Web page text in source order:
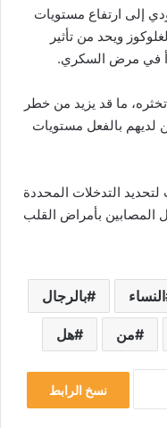
إلى ارتفاع مستويات
ويحد من تأثير
في مرض السكري.
ما قد يزيد من خطر
بالفعل مستويات
لتحديد التدخلات المحددة
المصابين بأمراض القلب
النساء بالرجال
من هل
نسخ الرابط